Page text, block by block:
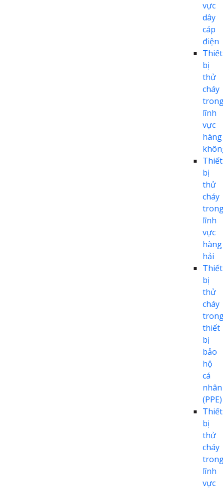
vực
dây
cáp
điện
Thiết
bị
thử
cháy
lĩnh
vực
hàng
Thiết
bị
thử
cháy
lĩnh
vực
hàng
hải
Thiết
bị
thử
cháy
thiết
bị
bảo
hộ
cá
nhân
(PPE)
Thiết
bị
thử
cháy
lĩnh
vực